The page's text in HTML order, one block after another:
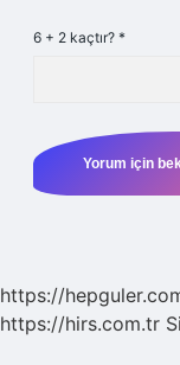
6 + 2 kaçtır? *
https://
https://hirs.com.tr